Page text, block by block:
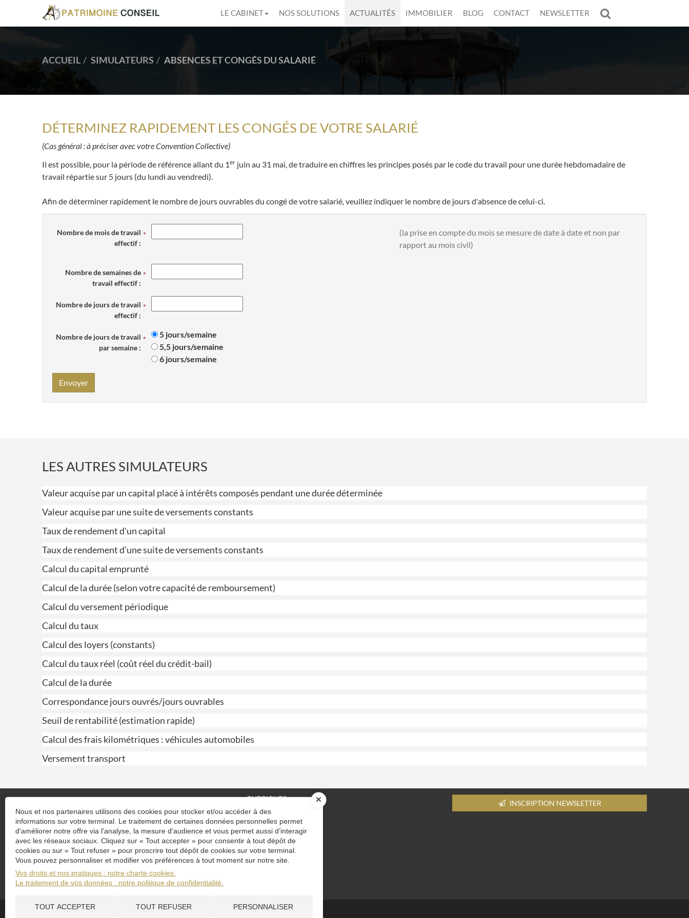
LE CABINET NOS SOLUTIONS ACTUALITÉS IMMOBILIER BLOG CONTACT NEWSLETTER
ACCUEIL SIMULATEURS ABSENCES ET CONGÉS DU SALARIÉ
DÉTERMINEZ RAPIDEMENT LES CONGÉS DE VOTRE SALARIÉ
(Cas général : à préciser avec votre Convention Collective)
Il est possible, pour la période de référence allant du 1er juin au 31 mai, de traduire en chiffres les principes posés par le code du travail pour une durée hebdomadaire de
travail répartie sur 5 jours (du lundi au vendredi).
Afin de déterminer rapidement le nombre de jours ouvrables du congé de votre salarié, veuillez indiquer le nombre de jours d'absence de celui-ci.
Nombre de mois de travail
effectif :
(la prise en compte du mois se mesure de date à date et non par
rapport au mois civil)
Nombre de semaines de
travail effectif :
Nombre de jours de travail
effectif :
Nombre de jours de travail
par semaine :
5 jours/semaine
5,5 jours/semaine
6 jours/semaine
Envoyer
LES AUTRES SIMULATEURS
Valeur acquise par un capital placé à intérêts composés pendant une durée déterminée
Valeur acquise par une suite de versements constants
Taux de rendement d'un capital
Taux de rendement d'une suite de versements constants
Calcul du capital emprunté
Calcul de la durée (selon votre capacité de remboursement)
Calcul du versement périodique
Calcul du taux
Calcul des loyers (constants)
Calcul du taux réel (coût réel du crédit-bail)
Calcul de la durée
Correspondance jours ouvrés/jours ouvrables
Seuil de rentabilité (estimation rapide)
Calcul des frais kilométriques : véhicules automobiles
Versement transport
SIÈGE SOCIAL
41 Rue du Vivarais
ZA du rousset
Saint‑Marcel‑lès‑Valence
Contact
04 75 83 16 25
BUREAU DE MONTÉLIMAR
1 bis rue Paul Loubet
26200
Previous Next
RUBRIQUES
Le cabinet
Nos solutions
Actualités
Immobilier
INSCRIPTION NEWSLETTER
Plan du site
Administration
Nous et nos partenaires utilisons des cookies pour stocker et/ou accéder à des
informations sur votre terminal. Le traitement de certaines données personnelles permet
d'améliorer notre offre via l'analyse, la mesure d'audience et vous permet aussi d’interagir
avec les réseaux sociaux. Cliquez sur « Tout accepter » pour consentir à tout dépôt de
cookies ou sur « Tout refuser » pour proscrire tout dépôt de cookies sur votre terminal.
Vous pouvez personnaliser et modifier vos préférences à tout moment sur notre site.
Vos droits et nos pratiques : notre charte cookies.
Le traitement de vos données : notre politique de confidentialité.
TOUT ACCEPTER TOUT REFUSER PERSONNALISER